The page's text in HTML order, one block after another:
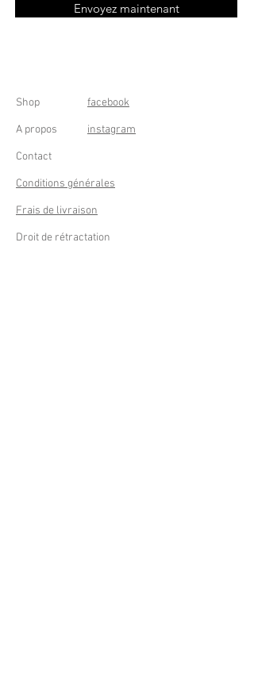
Envoyez maintenant
Shop
A propos
Contact
Conditions générales
Frais de livraison
Droit de rétractation
facebook
instagram